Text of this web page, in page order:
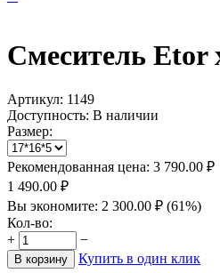
Смеситель Etor
Артикул: 1149
Доступность: В наличии
Размер:
Рекомендованная цена: 3 790.00 ₽
1 490.00 ₽
Вы экономите: 2 300.00 ₽ (61%)
Кол-во:
+
−
В корзину Купить в один клик